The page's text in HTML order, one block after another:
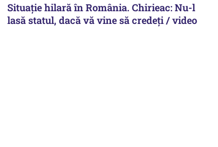
Situație hilară în România. Chirieac: Nu-l
lasă statul, dacă vă vine să credeți / video